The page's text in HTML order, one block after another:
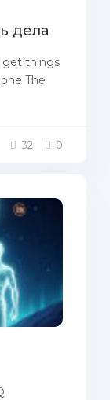
дела
get things
The
32 0